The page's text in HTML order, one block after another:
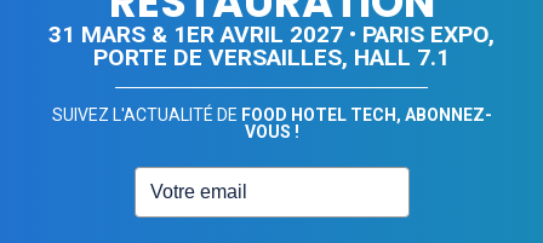
31 MARS & 1ER AVRIL 2027 • PARIS EXPO,
PORTE DE VERSAILLES, HALL 7.1
SUIVEZ L'ACTUALITÉ DE FOOD HOTEL TECH, ABONNEZ-
VOUS !